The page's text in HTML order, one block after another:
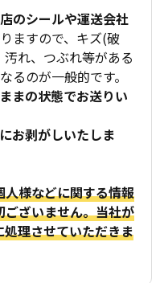
のシールや運送会社
ますので、キズ(破
れ、つぶれ等がある
るのが一般的です。
まの状態でお送りい
お剥がしいたしま
様などに関する情報
ざいません。当社が
理させていただきま